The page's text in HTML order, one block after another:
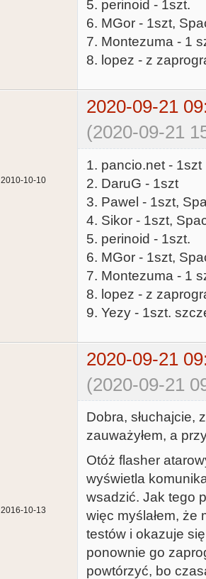
5. perinoid - 1szt.
6. MGor - 1szt,
7. Montezuma - 1
8. lopez - z
2020-09-21
(2020-09-21
2010-10-10
1. pancio.net - 1szt
2. DaruG - 1szt
3. Pawel - 1szt,
4. Sikor - 1szt,
5. perinoid - 1szt.
6. MGor - 1szt,
7. Montezuma - 1
8. lopez - z
9. Yezy - 1szt.
2020-09-21
(2020-09-21
2016-10-13
Dobra, słuchajcie,
zauważyłem, a
Otóż flasher
wyświetla
wsadzić. Jak tego
więc myślałem, że
testów i okazuje
ponownie go
powtórzyć, bo